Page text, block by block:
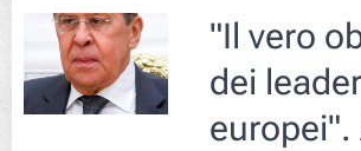
"Il vero
dei leader